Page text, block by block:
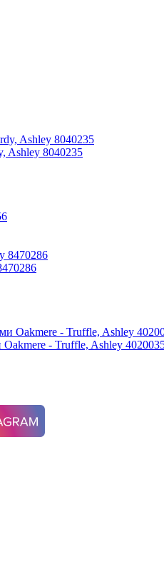
Ashley 8040235
- Truffle, Ashley